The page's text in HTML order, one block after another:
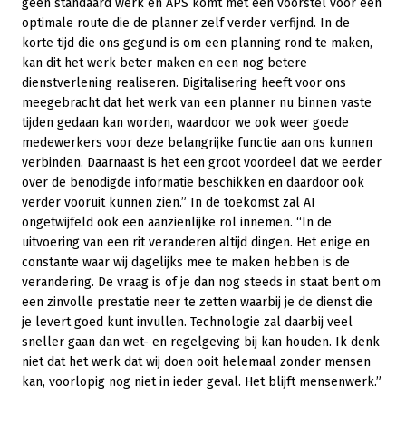
geen standaard werk en APS komt met een voorstel voor een
optimale route die de planner zelf verder verfijnd. In de
korte tijd die ons gegund is om een planning rond te maken,
kan dit het werk beter maken en een nog betere
dienstverlening realiseren. Digitalisering heeft voor ons
meegebracht dat het werk van een planner nu binnen vaste
tijden gedaan kan worden, waardoor we ook weer goede
medewerkers voor deze belangrijke functie aan ons kunnen
verbinden. Daarnaast is het een groot voordeel dat we eerder
over de benodigde informatie beschikken en daardoor ook
verder vooruit kunnen zien.” In de toekomst zal AI
ongetwijfeld ook een aanzienlijke rol innemen. “In de
uitvoering van een rit veranderen altijd dingen. Het enige en
constante waar wij dagelijks mee te maken hebben is de
verandering. De vraag is of je dan nog steeds in staat bent om
een zinvolle prestatie neer te zetten waarbij je de dienst die
je levert goed kunt invullen. Technologie zal daarbij veel
sneller gaan dan wet- en regelgeving bij kan houden. Ik denk
niet dat het werk dat wij doen ooit helemaal zonder mensen
kan, voorlopig nog niet in ieder geval. Het blijft mensenwerk.”